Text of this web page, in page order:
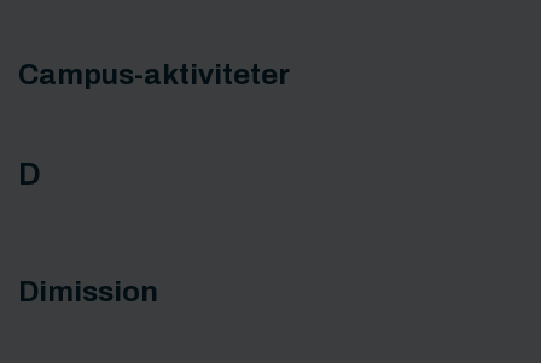
Campus-aktiviteter
D
Dimission